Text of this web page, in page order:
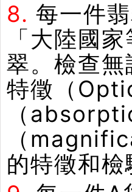
8. 每一件
「大陸國
翠。檢查
特徵（
（
（
的特徵和檢